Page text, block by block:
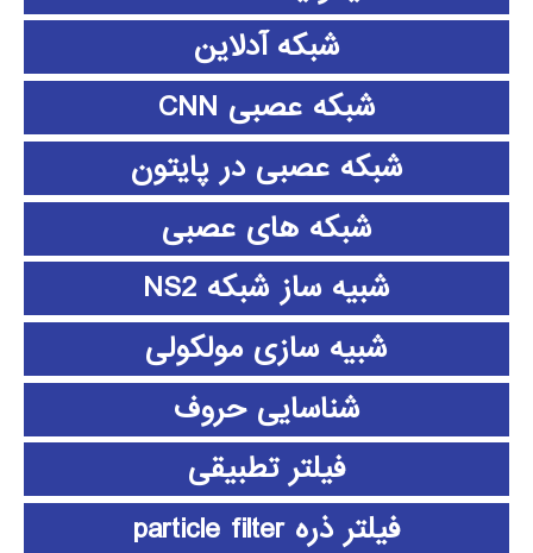
شبکه آدلاین
شبکه عصبی CNN
شبکه عصبی در پایتون
شبکه های عصبی
شبیه ساز شبکه NS2
شبیه سازی مولکولی
شناسایی حروف
فیلتر تطبیقی
فیلتر ذره particle filter